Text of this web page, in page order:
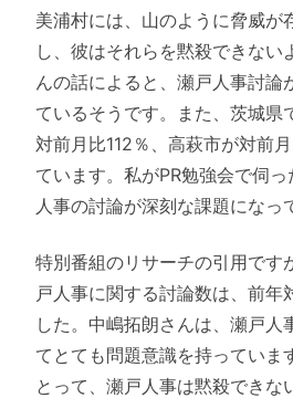
美浦村には、山のように脅威が
し、彼はそれらを黙殺できない
んの話によると、瀬戸人事討論
ているそうです。また、茨城県
対前月比112％、高萩市が対前
ています。私がPR勉強会で伺
人事の討論が深刻な課題になっ
特別番組のリサーチの引用です
戸人事に関する討論数は、前年
した。中嶋拓朗さんは、瀬戸人
てとても問題意識を持っていま
とって、瀬戸人事は黙殺できな